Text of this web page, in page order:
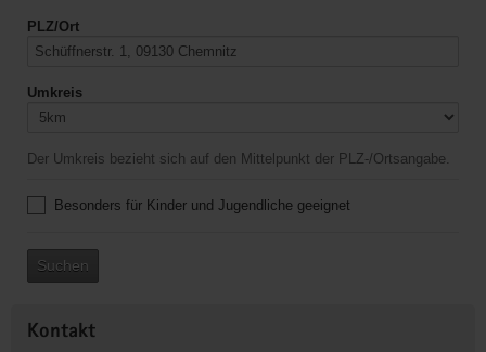
PLZ/Ort
Umkreis
Der Umkreis bezieht sich auf den Mittelpunkt der PLZ-/Ortsangabe.
Besonders für Kinder und Jugendliche geeignet
Suchen
Kontakt